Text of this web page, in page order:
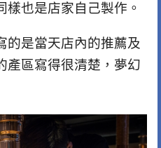
樣也是店家自己製作。
是當天店內的推薦及
產區寫得很清楚，夢幻